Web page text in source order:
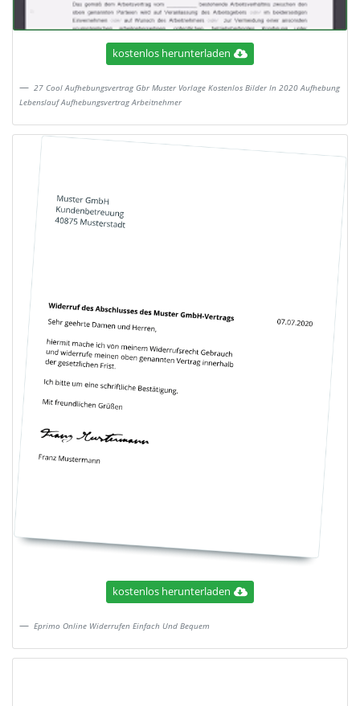
kostenlos herunterladen
27 Cool Aufhebungsvertrag Gbr Muster Vorlage Kostenlos Bilder In 2020 Aufhebung
Lebenslauf Aufhebungsvertrag Arbeitnehmer
kostenlos herunterladen
Eprimo Online Widerrufen Einfach Und Bequem